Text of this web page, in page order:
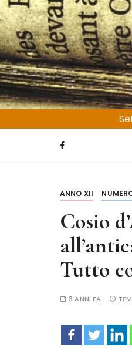
S
a
l
t
a
a
l
c
Liguria e
ANNO XII
Cosio
Tutto
3 ANNI FA